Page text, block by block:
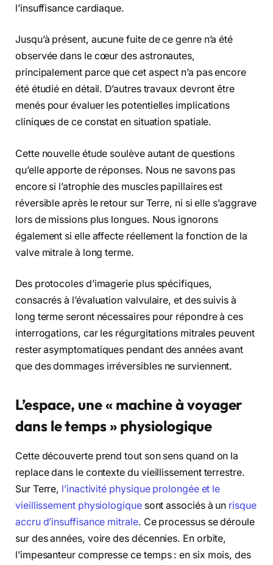
l’insuffisance cardiaque.
Jusqu’à présent, aucune fuite de ce genre n’a été
observée dans le cœur des astronautes,
principalement parce que cet aspect n’a pas encore
été étudié en détail. D’autres travaux devront être
menés pour évaluer les potentielles implications
cliniques de ce constat en situation spatiale.
Cette nouvelle étude soulève autant de questions
qu’elle apporte de réponses. Nous ne savons pas
encore si l’atrophie des muscles papillaires est
réversible après le retour sur Terre, ni si elle s’aggrave
lors de missions plus longues. Nous ignorons
également si elle affecte réellement la fonction de la
valve mitrale à long terme.
Des protocoles d’imagerie plus spécifiques,
consacrés à l’évaluation valvulaire, et des suivis à
long terme seront nécessaires pour répondre à ces
interrogations, car les régurgitations mitrales peuvent
rester asymptomatiques pendant des années avant
que des dommages irréversibles ne surviennent.
L’espace, une « machine à voyager
dans le temps » physiologique
Cette découverte prend tout son sens quand on la
replace dans le contexte du vieillissement terrestre.
Sur Terre, l’inactivité physique prolongée et le
vieillissement physiologiquesont associés à un risque
accru d’insuffisance mitrale. Ce processus se déroule
sur des années, voire des décennies. En orbite,
l’impesanteur compresse ce temps : en six mois, des